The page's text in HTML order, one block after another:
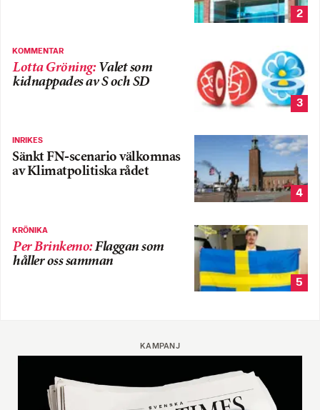
2
KOMMENTAR
Lotta Gröning: Valet som
kidnappades av S och SD
3
INRIKES
Sänkt FN-scenario välkomnas
av Klimatpolitiska rådet
4
KRÖNIKA
Per Brinkemo:Flaggan som
håller oss samman
5
KAMPANJ